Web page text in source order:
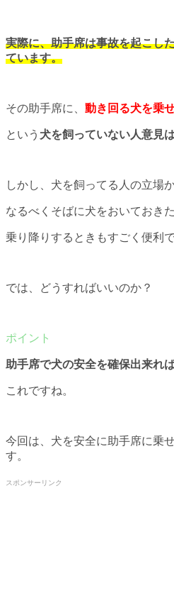
実際に、助手席は事故を起こし
ています。
その助手席に、 動き回る犬を乗
という 犬を飼っていない人意見
しかし、犬を飼ってる人の立場
なるべくそばに犬をおいておき
乗り降りするときもすごく便利で
では、どうすればいいのか？
助手席で犬の安全を確保出来れ
これですね。
今回は、犬を安全に助手席に乗
す。
スポンサーリンク